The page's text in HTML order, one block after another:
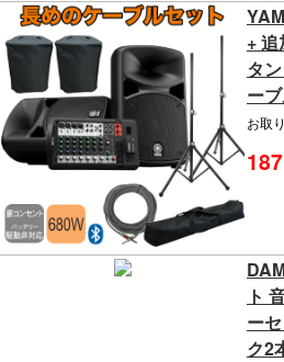
+
タ
ー
お取
ト
ー
ク2